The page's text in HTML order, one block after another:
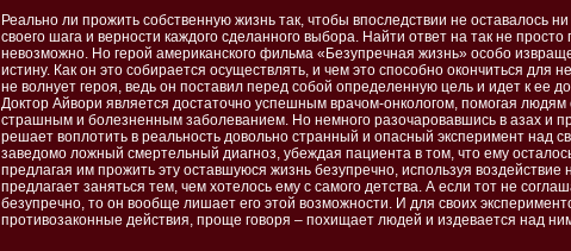
Реально ли прожить собственную жизнь так, чтобы впоследствии не оставалось
своего шага и верности каждого сделанного выбора. Найти ответ на так не
невозможно. Но герой американского фильма «Безупречная жизнь» особо
истину. Как он это собирается осуществлять, и чем это способно окончиться для
не волнует героя, ведь он поставил перед собой определенную цель и идет к ее
Доктор Айвори является достаточно успешным врачом-онкологом, помогая
страшным и болезненным заболеванием. Но немного разочаровавшись в азах и
решает воплотить в реальность довольно странный и опасный эксперимент над
заведомо ложный смертельный диагноз, убеждая пациента в том, что ему
предлагая им прожить эту оставшуюся жизнь безупречно, используя воздействие
предлагает заняться тем, чем хотелось ему с самого детства. А если тот не
безупречно, то он вообще лишает его этой возможности. И для своих
противозаконные действия, проще говоря – похищает людей и издевается над